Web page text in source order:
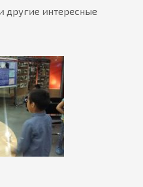
другие интересные